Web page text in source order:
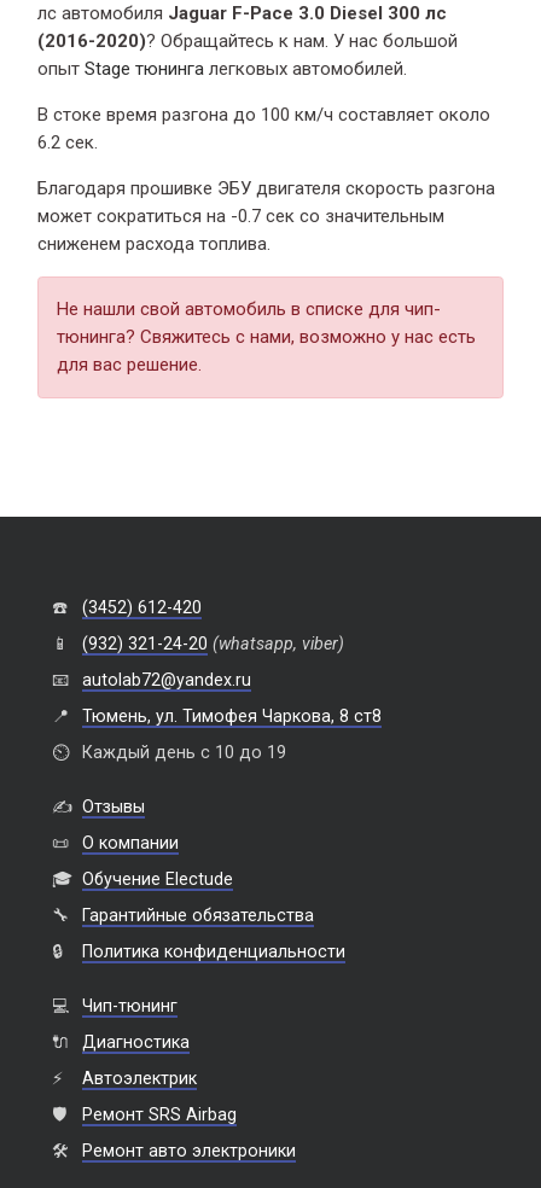
лс автомобиля Jaguar F-Pace 3.0 Diesel 300 лс
(2016-2020)? Обращайтесь к нам. У нас большой
опытStage тюнинга легковых автомобилей.
В стоке время разгонадо 100 км/ч составляет около
6.2 сек.
Благодаря прошивке ЭБУ двигателя скорость разгона
может сократиться на -0.7 сек со значительным
сниженем расхода топлива.
Не нашли свой автомобиль в списке для чип-
тюнинга? Свяжитесь с нами, возможно у нас есть
для вас решение.
☎️
(3452) 612-420
📱
(932) 321-24-20 (whatsapp, viber)
📧
autolab72@yandex.ru
📍
Тюмень, ул. Тимофея Чаркова, 8 ст8
⏲️
Каждый день с 10 до 19
✍️ Отзывы
📜
О компании
🎓 Обучение Electude
🔧
Гарантийные обязательства
🔒
Политика конфиденциальности
💻
Чип-тюнинг
🔌
Диагностика
⚡
Автоэлектрик
🛡️
Ремонт SRS Airbag
🛠️
Ремонт авто электроники